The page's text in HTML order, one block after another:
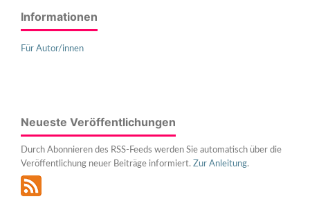
Informationen
Für Autor/innen
Neueste Veröffentlichungen
Durch Abonnieren des RSS-Feeds werden Sie automatisch über die
Veröffentlichung neuer Beiträge informiert. Zur Anleitung.